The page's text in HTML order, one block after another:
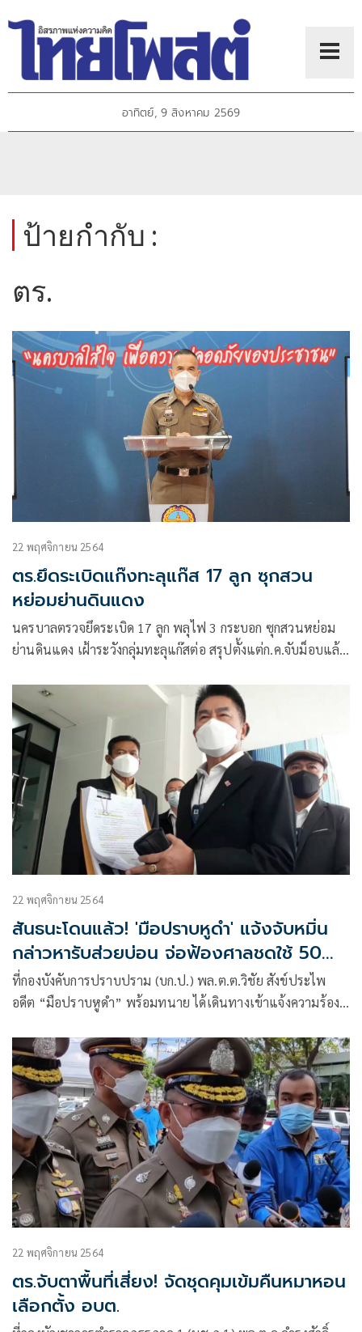
อาทิตย์, 9 สิงหาคม 2569
ป้ายกำกับ :
ตร.
22 พฤศจิกายน 2564
ตร.ยึดระเบิดแก๊งทะลุแก๊ส 17 ลูก ซุกสวน
หย่อมย่านดินแดง
นครบาลตรวจยึดระเบิด 17 ลูก พลุไฟ 3 กระบอก ซุกสวนหย่อม
ย่านดินแดง เฝ้าระวังกลุ่มทะลุแก๊สต่อ สรุปตั้งแต่ก.ค.จับม็อบแล้ว
22 พฤศจิกายน 2564
สันธนะโดนแล้ว! 'มือปราบหูดำ' แจ้งจับหมิ่น
กล่าวหารับส่วยบ่อน จ่อฟ้องศาลชดใช้ 50
ล้าน
ที่กองบังคับการปราบปราม (บก.ป.) พล.ต.ต.วิชัย สังข์ประไพ
อดีต “มือปราบหูดำ” พร้อมทนาย ได้เดินทางเข้าแจ้งความร้อง
รอง ผกก.สันติบาล
22 พฤศจิกายน 2564
ตร.จับตาพื้นที่เสี่ยง! จัดชุดคุมเข้มคืนหมาหอน
เลือกตั้ง อบต.